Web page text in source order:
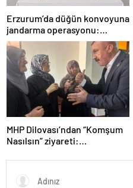
Erzurum’da düğün konvoyuna
jandarma operasyonu:
Silahlar ele geçirildi, ağır
cezalar kesildi
MHP Dilovası’ndan “Komşum
Nasılsın” ziyareti:
insan var”